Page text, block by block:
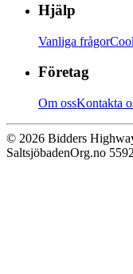
Hjälp
Vanliga frågor
Företag
Om ossKontakta
© 2026 Bidders
SaltsjöbadenOrg.no